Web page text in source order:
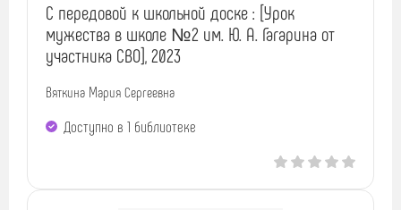
С передовой к школьной доске : [Урок
мужества в школе №2 им. Ю. А. Гагарина от
участника СВО], 2023
Вяткина Мария Сергеевна
Доступно в 1 библиотекe